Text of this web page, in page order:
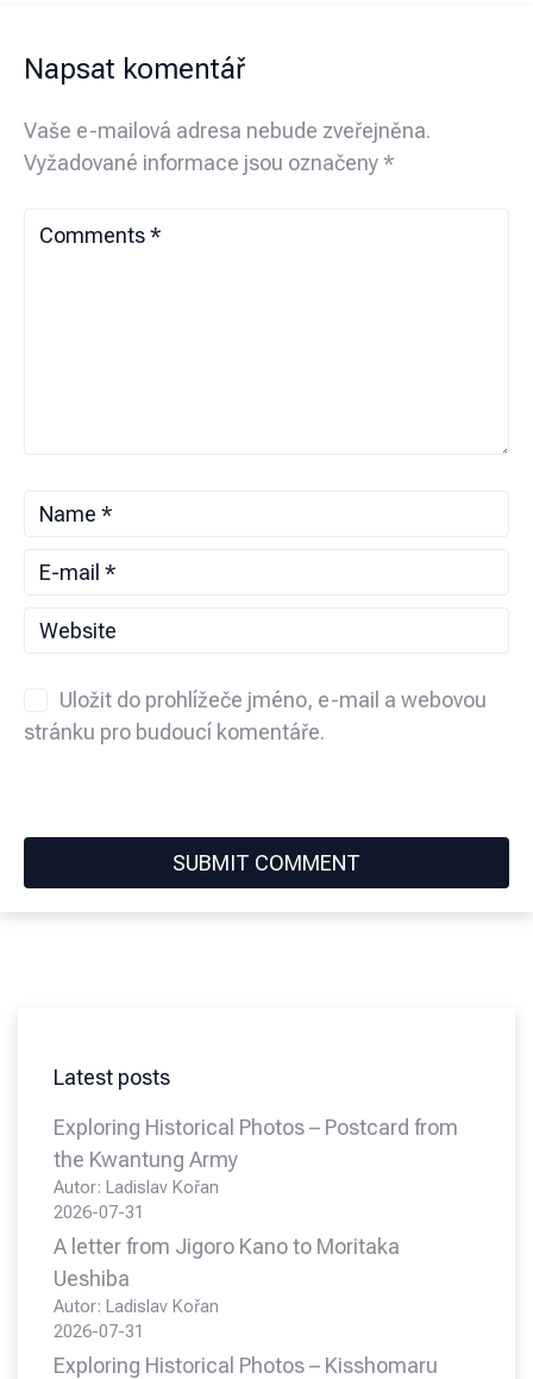
Napsat komentář
Vaše e-mailová adresa nebude zveřejněna.
Vyžadované informace jsou označeny*
Uložit do prohlížeče jméno, e-mail a webovou
stránku pro budoucí komentáře.
Latest posts
Exploring Historical Photos – Postcard from
the Kwantung Army
Autor: Ladislav Kořan
2026-07-31
A letter from Jigoro Kano to Moritaka
Ueshiba
Autor: Ladislav Kořan
2026-07-31
Exploring Historical Photos – Kisshomaru